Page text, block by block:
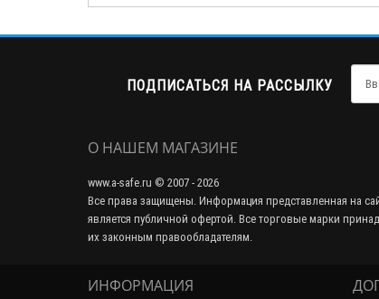
ПОДПИСАТЬСЯ НА РАССЫЛКУ
О НАШЕМ МАГАЗИНЕ
www.a-safe.ru © 2007 - 2026
Все права защищены. Информация представленная на
является публичной офертой. Все торговые марки
их законным правообладателям.
ИНФОРМАЦИЯ